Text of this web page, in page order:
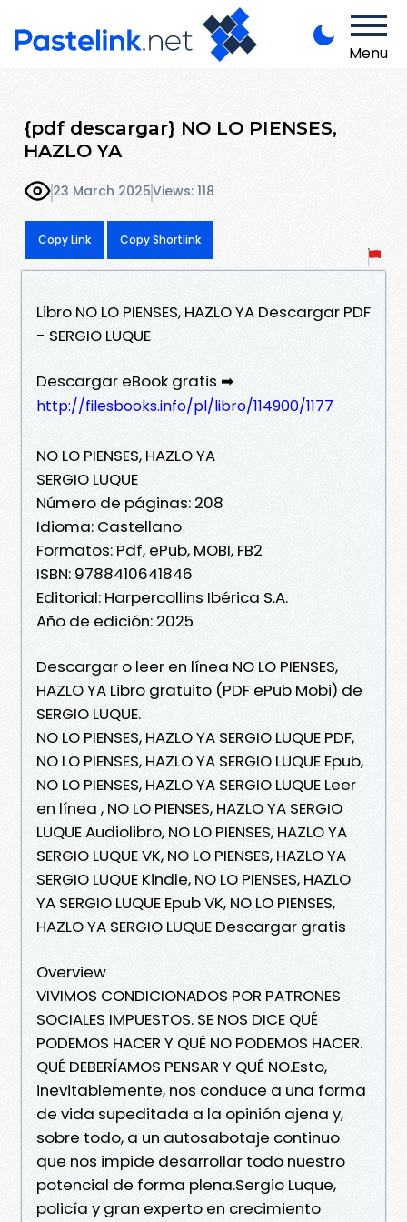
Menu
{pdf descargar} NO LO PIENSES,
HAZLO YA
23 March 2025Views: 118
Copy Link Copy Shortlink
Libro NO LO PIENSES, HAZLO YA Descargar PDF
- SERGIO LUQUE
Descargar eBook gratis ➡
http://filesbooks.info/pl/libro/114900/1177
NO LO PIENSES, HAZLO YA
SERGIO LUQUE
Número de páginas: 208
Idioma: Castellano
Formatos: Pdf, ePub, MOBI, FB2
ISBN: 9788410641846
Editorial: Harpercollins Ibérica S.A.
Año de edición: 2025
Descargar o leer en línea NO LO PIENSES,
HAZLO YA Libro gratuito (PDF ePub Mobi) de
SERGIO LUQUE.
NO LO PIENSES, HAZLO YA SERGIO LUQUE PDF,
NO LO PIENSES, HAZLO YA SERGIO LUQUE Epub,
NO LO PIENSES, HAZLO YA SERGIO LUQUE Leer
en línea , NO LO PIENSES, HAZLO YA SERGIO
LUQUE Audiolibro, NO LO PIENSES, HAZLO YA
SERGIO LUQUE VK, NO LO PIENSES, HAZLO YA
SERGIO LUQUE Kindle, NO LO PIENSES, HAZLO
YA SERGIO LUQUE Epub VK, NO LO PIENSES,
HAZLO YA SERGIO LUQUE Descargar gratis
Overview
VIVIMOS CONDICIONADOS POR PATRONES
SOCIALES IMPUESTOS. SE NOS DICE QUÉ
PODEMOS HACER Y QUÉ NO PODEMOS HACER.
QUÉ DEBERÍAMOS PENSAR Y QUÉ NO.Esto,
inevitablemente, nos conduce a una forma
de vida supeditada a la opinión ajena y,
sobre todo, a un autosabotaje continuo
que nos impide desarrollar todo nuestro
potencial de forma plena.Sergio Luque,
policía y gran experto en crecimiento